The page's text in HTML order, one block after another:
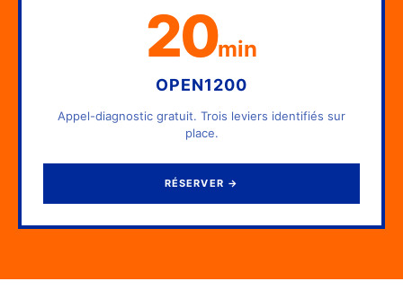
20min
OPEN1200
Appel-diagnostic gratuit. Trois leviers identifiés sur
place.
RÉSERVER →